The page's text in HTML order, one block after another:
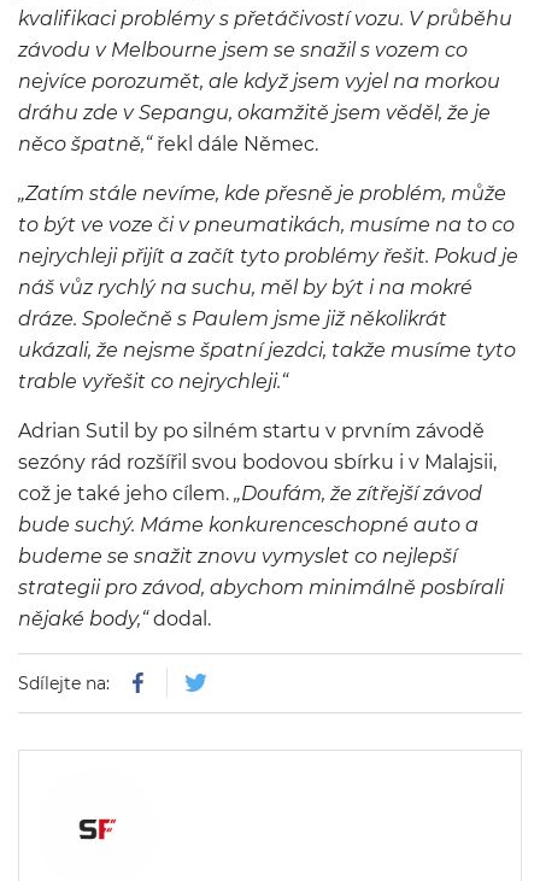
kvalifikaci problémy s přetáčivostí vozu. V průběhu
závodu v Melbourne jsem se snažil s vozem co
nejvíce porozumět, ale když jsem vyjel na morkou
dráhu zde v Sepangu, okamžitě jsem věděl, že je
něco špatně,“řekl dále Němec.
„Zatím stále nevíme, kde přesně je problém, může
to být ve voze či v pneumatikách, musíme na to co
nejrychleji přijít a začít tyto problémy řešit. Pokud je
náš vůz rychlý na suchu, měl by být i na mokré
dráze. Společně s Paulem jsme již několikrát
ukázali, že nejsme špatní jezdci, takže musíme tyto
trable vyřešit co nejrychleji.“
Adrian Sutil by po silném startu v prvním závodě
sezóny rád rozšířil svou bodovou sbírku i v Malajsii,
což je také jeho cílem. „Doufám, že zítřejší závod
bude suchý. Máme konkurenceschopné auto a
budeme se snažit znovu vymyslet co nejlepší
strategii pro závod, abychom minimálně posbírali
nějaké body,“dodal.
Sdílejte na: